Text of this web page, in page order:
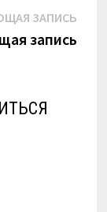
ЗАПИСЬ
запись